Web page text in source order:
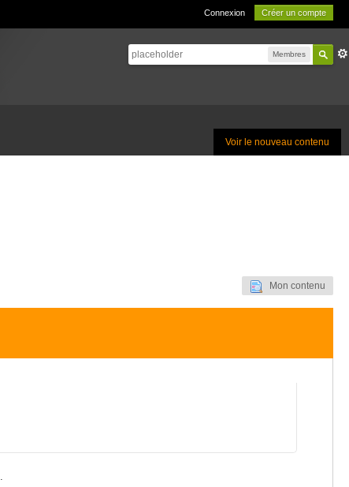
Connexion Créer un compte
Membres
Voir le nouveau contenu
Mon contenu